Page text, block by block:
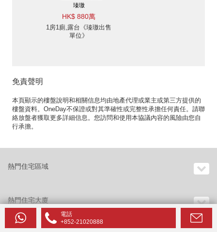
瑧璈
HK$ 880萬
1房1廁,露台《瑧璈出售
單位》
免責聲明
本頁顯示的樓盤說明和相關信息均由地產代理或業主或第三方提供的
樓盤資料。OneDay不保證或對其準確性或完整性承擔任何責任。請聯
絡放盤者獲取更多詳細信息。您訪問和使用本協議內容的風險由您自
行承擔。
電話
+852-21020888
熱門住宅區域
熱門住宅大廈